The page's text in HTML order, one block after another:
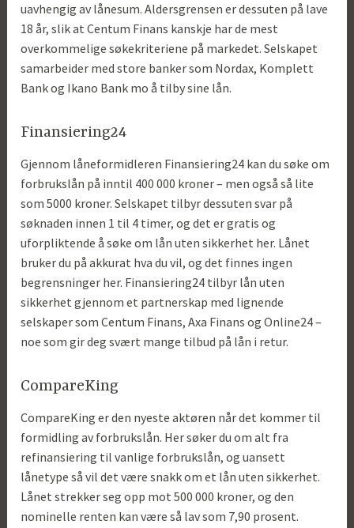
uavhengig av lånesum. Aldersgrensen er dessuten på lave
18 år, slik at Centum Finans kanskje har de mest
overkommelige søkekriteriene på markedet. Selskapet
samarbeider med store banker som Nordax, Komplett
Bank og Ikano Bank mo å tilby sine lån.
Finansiering24
Gjennom låneformidleren Finansiering24 kan du søke om
forbrukslån på inntil 400 000 kroner – men også så lite
som 5000 kroner. Selskapet tilbyr dessuten svar på
søknaden innen 1 til 4 timer, og det er gratis og
uforpliktende å søke om lån uten sikkerhet her. Lånet
bruker du på akkurat hva du vil, og det finnes ingen
begrensninger her. Finansiering24 tilbyr lån uten
sikkerhet gjennom et partnerskap med lignende
selskaper som Centum Finans, Axa Finans og Online24 –
noe som gir deg svært mange tilbud på lån i retur.
CompareKing
CompareKing er den nyeste aktøren når det kommer til
formidling av forbrukslån. Her søker du om alt fra
refinansiering til vanlige forbrukslån, og uansett
lånetype så vil det være snakk om et lån uten sikkerhet.
Lånet strekker seg opp mot 500 000 kroner, og den
nominelle renten kan være så lav som 7,90 prosent.